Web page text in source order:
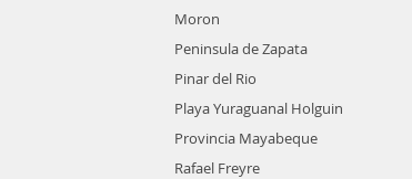
Moron
Peninsula de Zapata
Pinar del Rio
Playa Yuraguanal Holguin
Provincia Mayabeque
Rafael Freyre